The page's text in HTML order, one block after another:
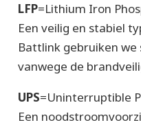
LFP=Lithium Iron
Een veilig en stabiel
Battlink gebruiken we
vanwege de
UPS=Uninterruptible
Een